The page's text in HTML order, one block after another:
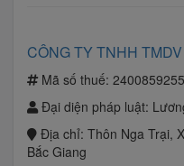
CÔNG TY TNHH
Mã số thuế: 2400859255
Đại diện pháp luật:
Địa chỉ: Thôn Nga Trại,
Bắc Giang